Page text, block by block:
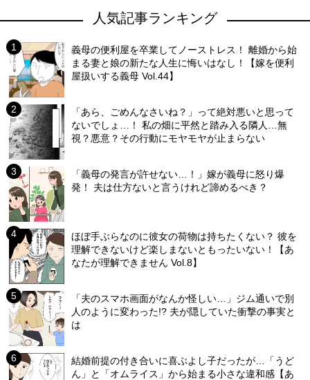
人気記事ランキング
義母の便利屋を卒業してノーストレス！ 離婚から始
まる妻と娘の新たな人生に悔いはなし！【嫁を便利
屋扱いする義母 Vol.44】
「あら、ごめんなさいね？」って絶対悪いと思って
ないでしょ…！ 私の畑に平然と踏み入る隣人…無
視？悪意？その行動にモヤモヤが止まらない
「義母の発言が許せない…！」嫁が義母に怒り爆
発！ 夫は仕方ないと言うけれど諦めるべき？
ほぼ手ぶらなのに彼女の荷物は持ちたくない？ 彼を
理解できないけど楽しまないともったいない！【あ
なたが理解できません Vol.8】
「夫のスマホ画面がなんか怪しい…」ジム通いで別
人のように変わった!? 夫が隠していた衝撃の事実と
は
結婚前提の付き合いに喜ぶよし子だったが…「うど
ん」と「オムライス」から始まる小さな違和感【あ